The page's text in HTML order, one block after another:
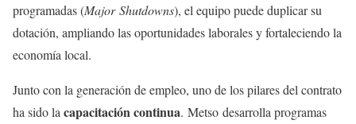
programadas (Major Shutdowns), el equipo puede duplicar su
dotación, ampliando las oportunidades laborales y fortaleciendo la
economía local.
Junto con la generación de empleo, uno de los pilares del contrato
ha sido la capacitacióncontinua. Metso desarrolla programas